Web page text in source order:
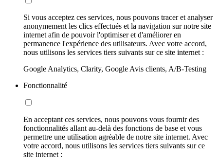
Si vous acceptez ces services, nous pouvons tracer et analyser
anonymement les clics effectués et la navigation sur notre site
internet afin de pouvoir l'optimiser et d'améliorer en
permanence l'expérience des utilisateurs. Avec votre accord,
nous utilisons les services tiers suivants sur ce site internet :
Google Analytics, Clarity, Google Avis clients, A/B-Testing
Fonctionnalité
En acceptant ces services, nous pouvons vous fournir des
fonctionnalités allant au-delà des fonctions de base et vous
permettre une utilisation agréable de notre site internet. Avec
votre accord, nous utilisons les services tiers suivants sur ce
site internet :